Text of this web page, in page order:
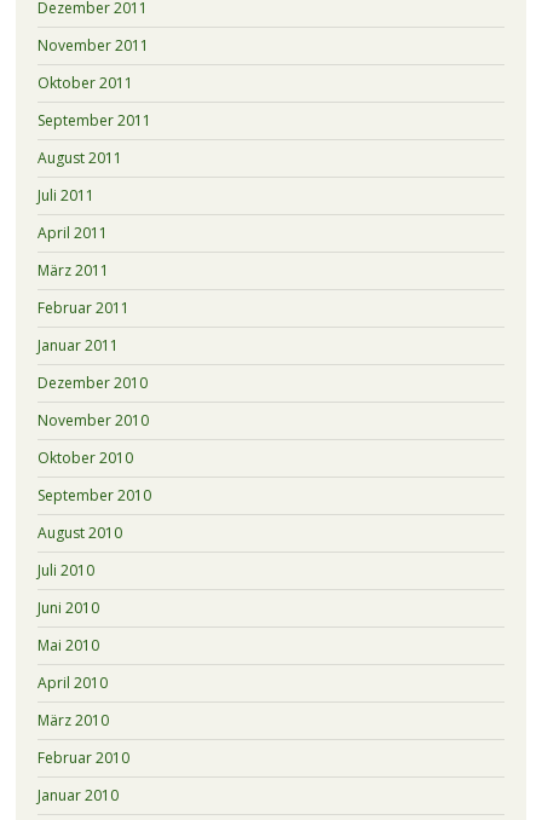
Dezember 2011
November 2011
Oktober 2011
September 2011
August 2011
Juli 2011
April 2011
März 2011
Februar 2011
Januar 2011
Dezember 2010
November 2010
Oktober 2010
September 2010
August 2010
Juli 2010
Juni 2010
Mai 2010
April 2010
März 2010
Februar 2010
Januar 2010